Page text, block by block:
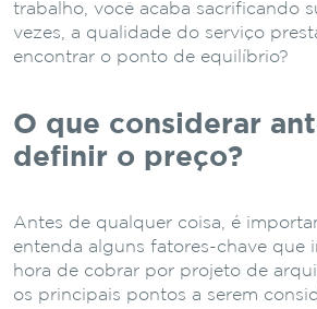
trabalho, você acaba sacrificando
vezes, a qualidade do serviço
encontrar o ponto de equilíbrio?
O que considerar
definir o preço?
Antes de qualquer coisa, é
entenda alguns fatores-chave que
hora de cobrar por projeto de
os principais pontos a serem